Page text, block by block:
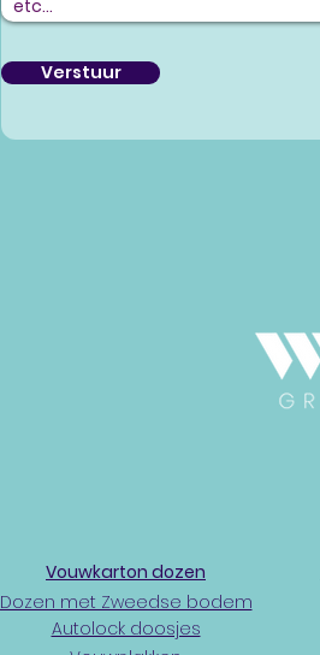
Verstuur
Vouwkarton dozen
Dozen met Zweedse bodem
Autolock doosjes